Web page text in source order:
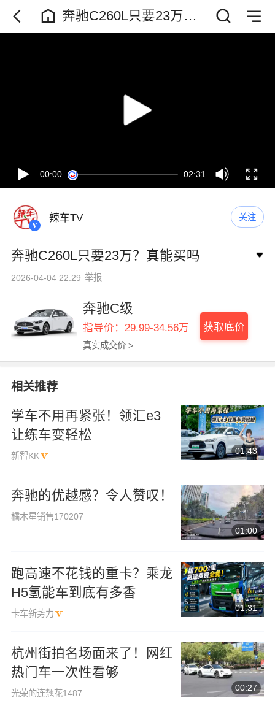
奔驰C260L只要23万？
真能买吗
00:00 02:31
辣车TV 关注
奔驰C260L只要23万？真能买吗
2026-04-04 22:29 举报
奔驰C级
指导价：29.99-34.56万
真实成交价 >
获取底价
相关推荐
学车不用再紧张！领汇e3
让练车变轻松
新智KK
01:43
奔驰的优越感？令人赞叹！
橘木星销售170207
01:00
跑高速不花钱的重卡？乘龙
H5氢能车到底有多香
卡车新势力
01:31
杭州街拍名场面来了！网红
热门车一次性看够
光荣的连翘花1487
00:27